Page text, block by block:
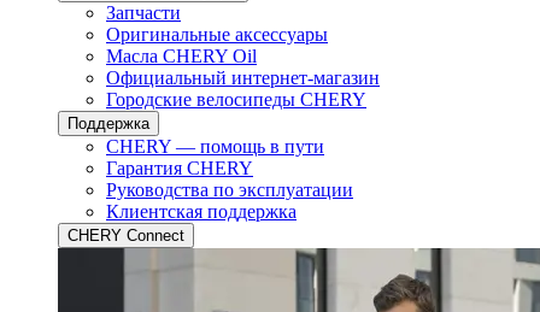
Запчасти
Оригинальные аксессуары
Масла CHERY Oil
Официальный интернет-магазин
Городские велосипеды CHERY
Поддержка
CHERY — помощь в пути
Гарантия CHERY
Руководства по эксплуатации
Клиентская поддержка
CHERY Connect